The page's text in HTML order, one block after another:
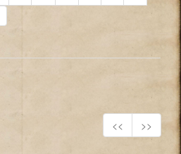
<< >>